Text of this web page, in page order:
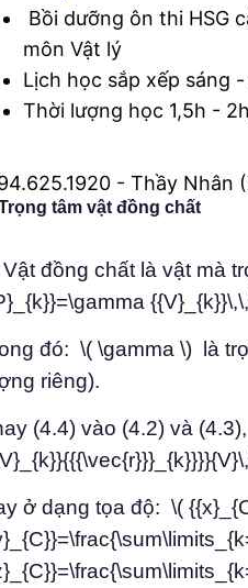
Bồi dưỡng ôn thi HSG
môn Vật lý
Lịch học sắp xếp sáng
Thời lượng học 1,5h -
- Thầy Nhân
tâm vật đồng chất
Vật đồng chất là vật mà
đó: \( \gamma \) là
riêng).
(4.4) vào (4.2) và
ở dạng tọa độ: \(